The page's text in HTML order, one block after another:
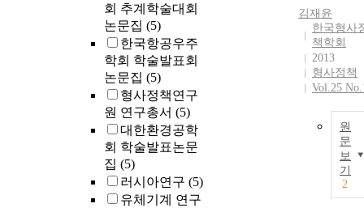
회 추계학술대회
논문집 (5)
한국항공우주
학회 학술발표회
논문집 (5)
형사정책연구
원 연구총서 (5)
대한환경공학
회 학술발표논문
집 (5)
러시아연구 (5)
유체기계 연구
김재윤
한국형사
책학회
2013
형사정책
Vol.25
원
문
보
기
2